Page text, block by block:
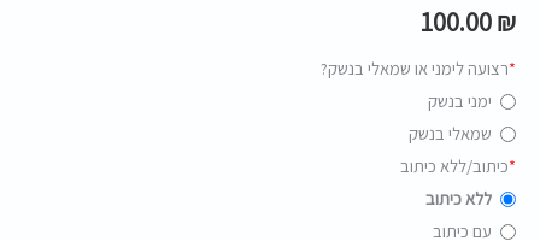
100.00₪
*רצועה לימני או שמאלי בנשק?
ימני בנשק
שמאלי בנשק
*כיתוב/ללא כיתוב
ללא כיתוב
עם כיתוב